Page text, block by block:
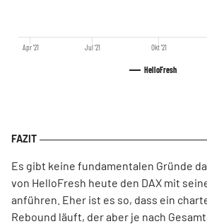
HelloFresh
Jul '21
Apr '21 Okt '21
Es gibt keine fundamentalen Gründe
von HelloFresh heute den DAX mit
anführen. Eher ist es so, dass ein
Rebound läuft, der aber je nach